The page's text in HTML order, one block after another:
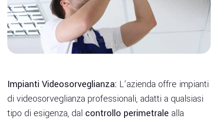
Impianti Videosorveglianza: L’azienda offre impianti
di videosorveglianza professionali, adatti a qualsiasi
tipo di esigenza, dal controllo perimetrale alla